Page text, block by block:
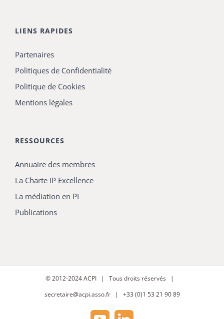
LIENS RAPIDES
Partenaires
Politiques de Confidentialité
Politique de Cookies
Mentions légales
RESSOURCES
Annuaire des membres
La Charte IP Excellence
La médiation en PI
Publications
© 2012-2024ACPI | Tous droits réservés |
secretaire@acpi.asso.fr| +33 (0)1 53 21 90 89